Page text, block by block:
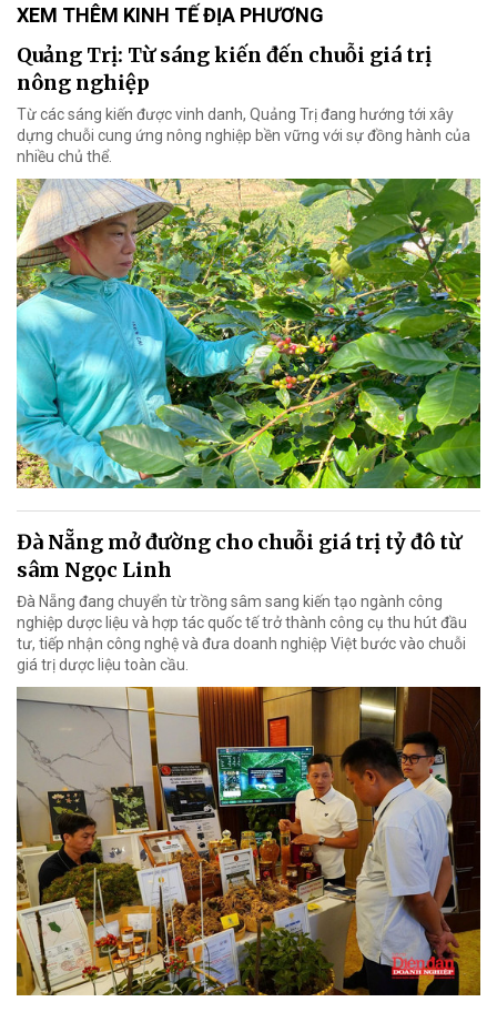
XEM THÊM KINH TẾ ĐỊA PHƯƠNG
Quảng Trị: Từ sáng kiến đến chuỗi giá trị
nông nghiệp
Từ các sáng kiến được vinh danh, Quảng Trị đang hướng tới xây
dựng chuỗi cung ứng nông nghiệp bền vững với sự đồng hành của
nhiều chủ thể.
Đà Nẵng mở đường cho chuỗi giá trị tỷ đô từ
sâm Ngọc Linh
Đà Nẵng đang chuyển từ trồng sâm sang kiến tạo ngành công
nghiệp dược liệu và hợp tác quốc tế trở thành công cụ thu hút đầu
tư, tiếp nhận công nghệ và đưa doanh nghiệp Việt bước vào chuỗi
giá trị dược liệu toàn cầu.